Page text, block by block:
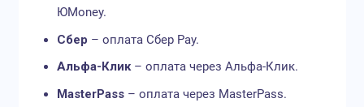
ЮMoney.
Сбер – оплата Сбер Pay.
Альфа-Клик – оплата через Альфа-Клик.
MasterPass – оплата через MasterPass.